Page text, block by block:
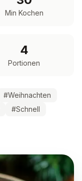
Min Kochen
4
Portionen
#Weihnachten
#Schnell